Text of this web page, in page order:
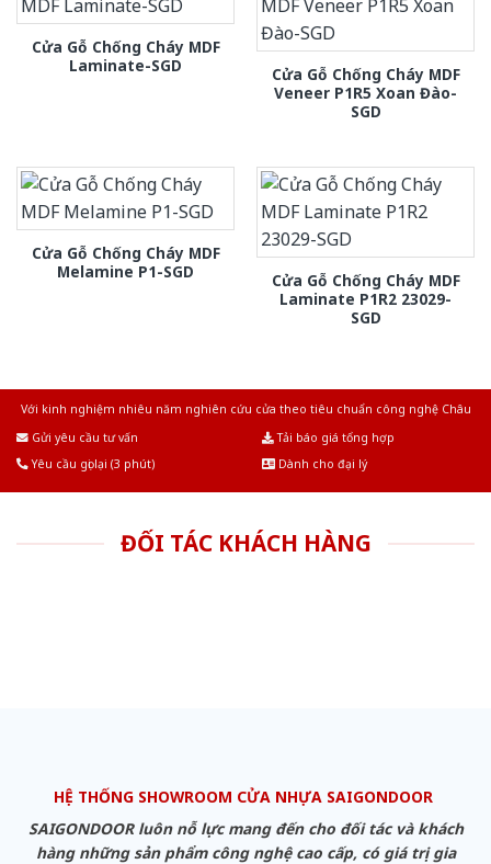
Cửa Gỗ Chống Cháy MDF
Laminate-SGD
Cửa Gỗ Chống Cháy MDF
Veneer P1R5 Xoan Đào-
SGD
Cửa Gỗ Chống Cháy MDF
Melamine P1-SGD
Cửa Gỗ Chống Cháy MDF
Laminate P1R2 23029-
SGD
Với kinh nghiệm nhiêu năm nghiên cứu cửa theo tiêu chuẩn công nghệ Châu
Gửi yêu cầu tư vấn
Tải báo giá tổng hợp
Yêu cầu gọi lại (3 phút)
Dành cho đại lý
ĐỐI TÁC KHÁCH HÀNG
HỆ THỐNG SHOWROOM CỬA NHỰA SAIGONDOOR
SAIGONDOOR luôn nỗ lực mang đến cho đối tác và khách
hàng những sản phẩm công nghệ cao cấp, có giá trị gia